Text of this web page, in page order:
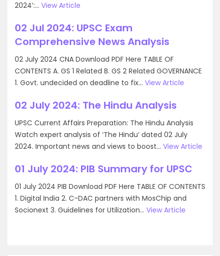
2024’:... View Article
02 Jul 2024: UPSC Exam
Comprehensive News Analysis
02 July 2024 CNA Download PDF Here TABLE OF
CONTENTS A. GS 1 Related B. GS 2 Related GOVERNANCE
1. Govt. undecided on deadline to fix... View Article
02 July 2024: The Hindu Analysis
UPSC Current Affairs Preparation: The Hindu Analysis
Watch expert analysis of ‘The Hindu’ dated 02 July
2024. Important news and views to boost... View Article
01 July 2024: PIB Summary for UPSC
01 July 2024 PIB Download PDF Here TABLE OF CONTENTS
1. Digital India 2. C-DAC partners with MosChip and
Socionext 3. Guidelines for Utilization... View Article